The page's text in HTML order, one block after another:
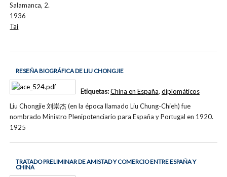
Salamanca, 2.
1936
Tai
RESEÑA BIOGRÁFICA DE LIU CHONGJIE
Liu Chongjie 刘崇杰 (en la época llamado Liu Chung-Chieh) fue
nombrado Ministro Plenipotenciario para España y Portugal en 1920.
1925
Etiquetas:China en España, diplomáticos
TRATADO PRELIMINAR DE AMISTAD Y COMERCIO ENTRE ESPAÑA Y
CHINA